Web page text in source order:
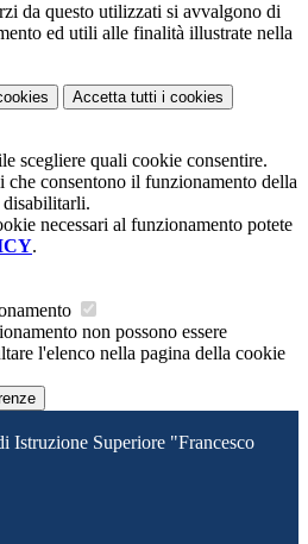
da questo utilizzati si avvalgono di
ed utili alle finalità illustrate nella
Accetta tutti i cookies
scegliere quali cookie consentire.
che consentono il funzionamento della
disabilitarli.
necessari al funzionamento potete
.
non possono essere
l'elenco nella pagina della cookie
Istruzione Superiore "Francesco